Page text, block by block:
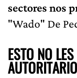
sectores nos
"Wado" De
ESTO NO